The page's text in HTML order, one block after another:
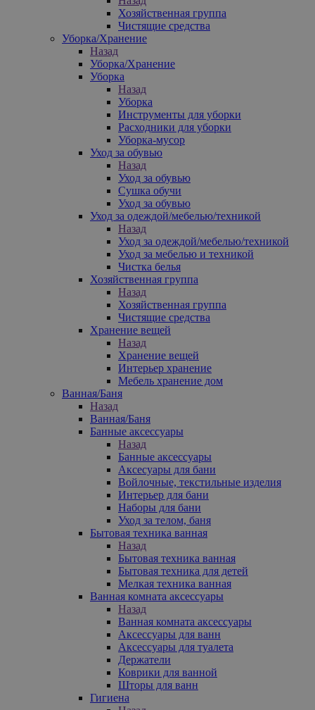
Хозяйственная группа
Чистящие средства
Уборка/Хранение
Назад
Уборка/Хранение
Уборка
Назад
Уборка
Инструменты для уборки
Расходники для уборки
Уборка-мусор
Уход за обувью
Назад
Уход за обувью
Сушка обучи
Уход за обувью
Уход за одеждой/мебелью/техникой
Назад
Уход за одеждой/мебелью/техникой
Уход за мебелью и техникой
Чистка белья
Хозяйственная группа
Назад
Хозяйственная группа
Чистящие средства
Хранение вещей
Назад
Хранение вещей
Интерьер хранение
Мебель хранение дом
Ванная/Баня
Назад
Ванная/Баня
Банные аксессуары
Назад
Банные аксессуары
Аксесуары для бани
Войлочные, текстильные изделия
Интерьер для бани
Наборы для бани
Уход за телом, баня
Бытовая техника ванная
Назад
Бытовая техника ванная
Бытовая техника для детей
Мелкая техника ванная
Ванная комната аксессуары
Назад
Ванная комната аксессуары
Аксессуары для ванн
Аксессуары для туалета
Держатели
Коврики для ванной
Шторы для ванн
Гигиена